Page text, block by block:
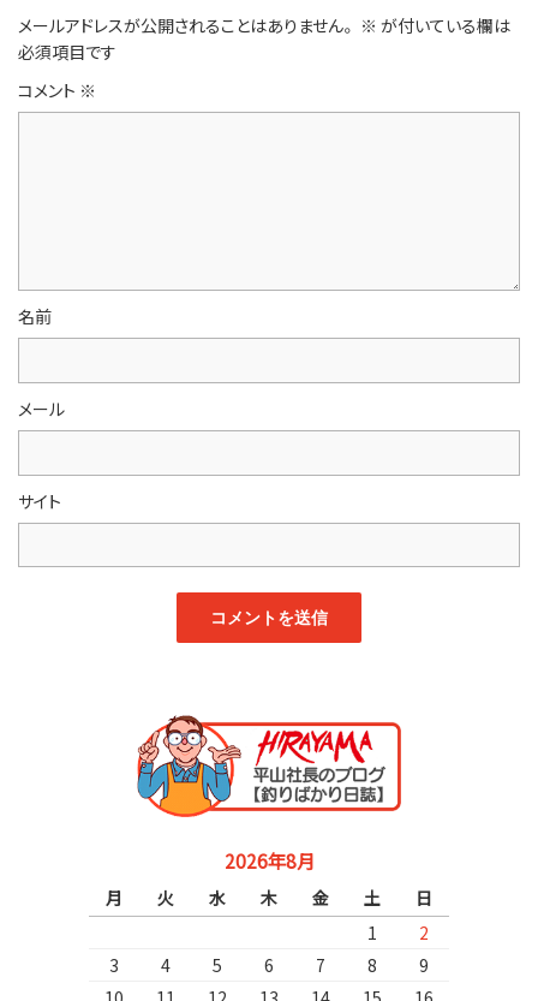
メールアドレスが公開されることはありません。 ※ が付いている欄は
必須項目です
コメント ※
名前
メール
サイト
2026年8月
月 火 水 木 金 土
日
1
2
3
4 5 6 7 8
9